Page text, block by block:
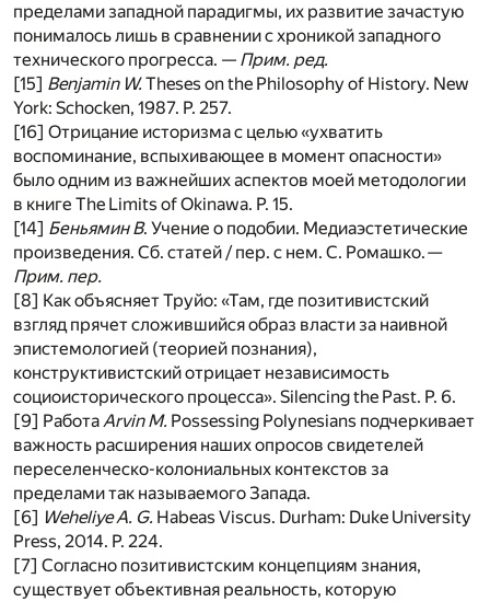
пределами западной парадигмы, их развитие зачастую
понималось лишь в сравнении с хроникой западного
технического прогресса. — Прим. ред.
[15] Benjamin W.Theses on the Philosophy of History. New
York: Schocken, 1987. P. 257.
[16] Отрицание историзма с целью «ухватить
воспоминание, вспыхивающее в момент опасности»
было одним из важнейших аспектов моей методологии
в книге The Limits of Okinawa. P. 15.
[14] Беньямин В. Учение о подобии. Медиаэстетические
произведения. Сб. статей / пер. с нем. С. Ромашко.—
Прим. пер.
[8] Как объясняет Труйо: «Там, где позитивистский
взгляд прячет сложившийся образ власти за наивной
эпистемологией (теорией познания),
конструктивистский отрицает независимость
социоисторического процесса». Silencing the Past. P. 6.
[9] РаботаArvin M. Possessing Polynesians подчеркивает
важность расширения наших опросов свидетелей
переселенческо-колониальных контекстов за
пределами так называемого Запада.
[6] Weheliye A. G. Habeas Viscus. Durham: Duke University
Press, 2014. P. 224.
[7] Согласно позитивистским концепциям знания,
существует объективная реальность, которую